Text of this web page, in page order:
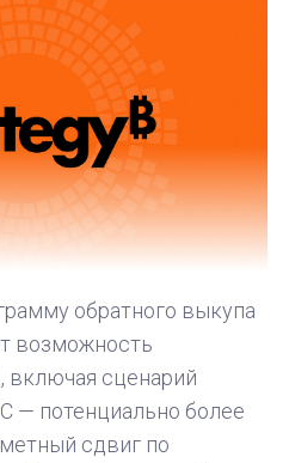
обратного выкупа
возможность
включая сценарий
— потенциально более
сдвиг по